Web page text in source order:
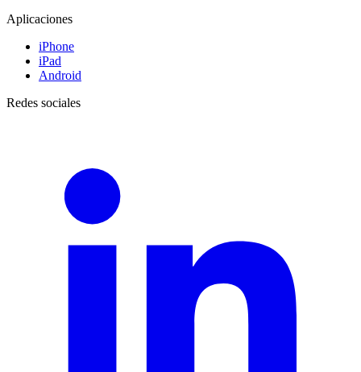
Aplicaciones
iPhone
iPad
Android
Redes sociales